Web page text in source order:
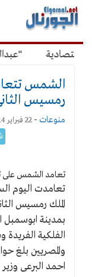
القائمة
الرئيسية
الشمس
رمسيس الثانى لمدة
منوعات - 22 فبراير 2014 9:30 ص
تعامد الشمس على
الملك رمسيس
بمدينة
الفلكية
احمد البرعى